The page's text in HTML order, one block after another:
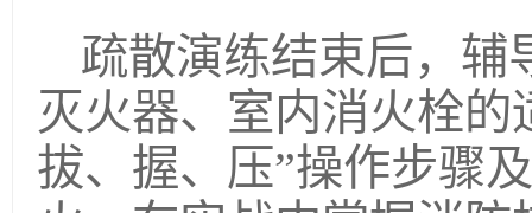
疏散演练结束后，辅
灭火器、室内消火栓
拔、握、压”操作步骤